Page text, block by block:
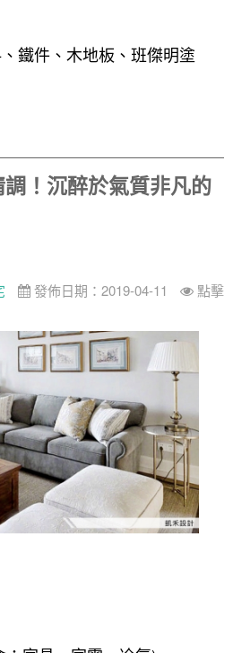
鐵件、木地板、班傑明塗
！沉醉於氣質非凡的
發佈日期：2019-04-11
點擊